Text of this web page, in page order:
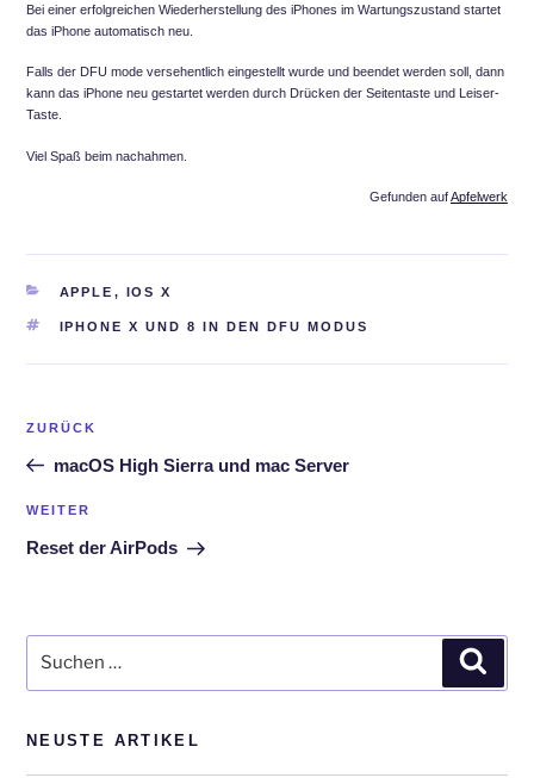
Bei einer erfolgreichen Wiederherstellung des iPhones im Wartungszustand startet
das iPhone automatisch neu.
Falls der DFU mode versehentlich eingestellt wurde und beendet werden soll, dann
kann das iPhone neu gestartet werden durch Drücken der Seitentaste und Leiser-
Taste.
Viel Spaß beim nachahmen.
Gefunden aufApfelwerk
KATEGORIEN
APPLE , IOS X
SCHLAGWÖRTER
IPHONE X UND 8 IN DEN DFU MODUS
Beitrags-
Navigation
Vorheriger
ZURÜCK
macOS High Sierra und mac Server
Nächster
WEITER
Reset der AirPods
nach:
NEUSTE ARTIKEL